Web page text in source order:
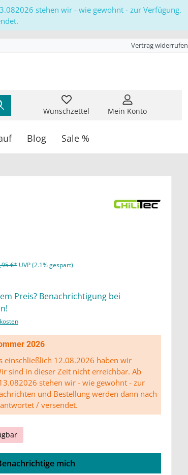
stehen wir - wie gewohnt - zur Verfügung.
Vertrag widerrufen
Wunschzettel Mein Konto
Blog Sale %
€* UVP (2.1% gespart)
Preis? Benachrichtigung bei
2026
einschließlich 12.08.2026 haben wir
sind in dieser Zeit nicht erreichbar. Ab
stehen wir - wie gewohnt - zur
und Bestellung werden dann nach
/ versendet.
mich